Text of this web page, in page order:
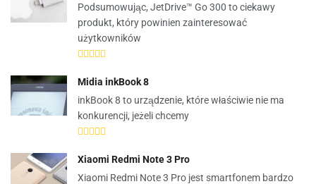
Podsumowując, JetDrive™ Go 300 to ciekawy
produkt, który powinien zainteresować
użytkowników
Midia inkBook 8
inkBook 8 to urządzenie, które właściwie nie ma
konkurencji, jeżeli chcemy
Xiaomi Redmi Note 3 Pro
Xiaomi Redmi Note 3 Pro jest smartfonem bardzo